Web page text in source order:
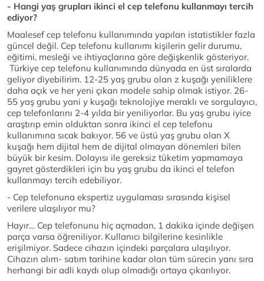
- Hangi yaş grupları ikinci el cep telefonu kullanmayı tercih
ediyor?
Maalesef cep telefonu kullanımında yapılan istatistikler fazla
güncel değil. Cep telefonu kullanımı kişilerin gelir durumu,
eğitimi, mesleği ve ihtiyaçlarına göre değişkenlik gösteriyor.
Türkiye cep telefonu kullanımında dünyada en üst sıralarda
geliyor diyebilirim. 12-25 yaş grubu olan z kuşağı yeniliklere
daha açık ve her yeni çıkan modele sahip olmak istiyor. 26-
55 yaş grubu yani y kuşağı teknolojiye meraklı ve sorgulayıcı,
cep telefonlarını 2-4 yılda bir yeniliyorlar. Bu yaş grubu iyice
araştırıp emin olduktan sonra ikinci el cep telefonu
kullanımına sıcak bakıyor. 56 ve üstü yaş grubu olan X
kuşağı hem dijital hem de dijital olmayan dönemleri bilen
büyük bir kesim. Dolayısı ile gereksiz tüketim yapmamaya
gayret gösterdikleri için bu yaş grubu da ikinci el telefon
kullanmayı tercih edebiliyor.
- Cep telefonuna ekspertiz uygulaması sırasında kişisel
verilere ulaşılıyor mu?
Hayır… Cep telefonunu hiç açmadan, 1 dakika içinde değişen
parça varsa öğreniliyor. Kullanıcı bilgilerine kesinlikle
erişilmiyor. Sadece cihazın içindeki parçalara ulaşılıyor.
Cihazın alım- satım tarihine kadar olan tüm sürecin yanı sıra
herhangi bir adli kaydı olup olmadığı ortaya çıkarılıyor.